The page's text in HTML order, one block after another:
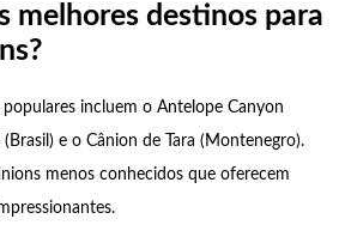
melhores destinos para
incluem o Antelope Canyon
e o Cânion de Tara (Montenegro).
menos conhecidos que oferecem